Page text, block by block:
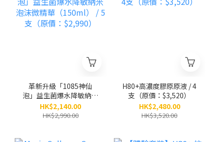
革新升級「1085神仙
泡」益生菌爆水降敏納米
泡沫微精華（150ml） /
5支（原價：$2,990）
HK$2,140.00
HK$2,990.00
H80+高濃度膠原原液 / 4
支（原價：$3,520）
HK$2,480.00
HK$3,520.00